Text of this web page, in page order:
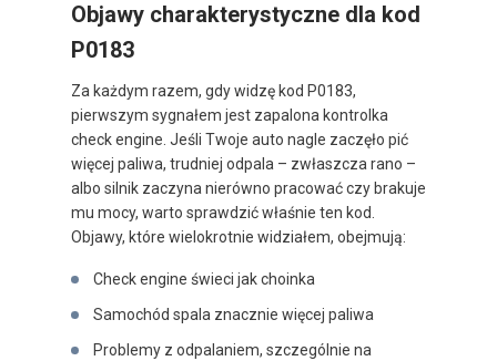
Objawy charakterystyczne dla kod
P0183
Za każdym razem, gdy widzę kod P0183,
pierwszym sygnałem jest zapalona kontrolka
check engine. Jeśli Twoje auto nagle zaczęło pić
więcej paliwa, trudniej odpala – zwłaszcza rano –
albo silnik zaczyna nierówno pracować czy brakuje
mu mocy, warto sprawdzić właśnie ten kod.
Objawy, które wielokrotnie widziałem, obejmują:
Check engine świeci jak choinka
Samochód spala znacznie więcej paliwa
Problemy z odpalaniem, szczególnie na